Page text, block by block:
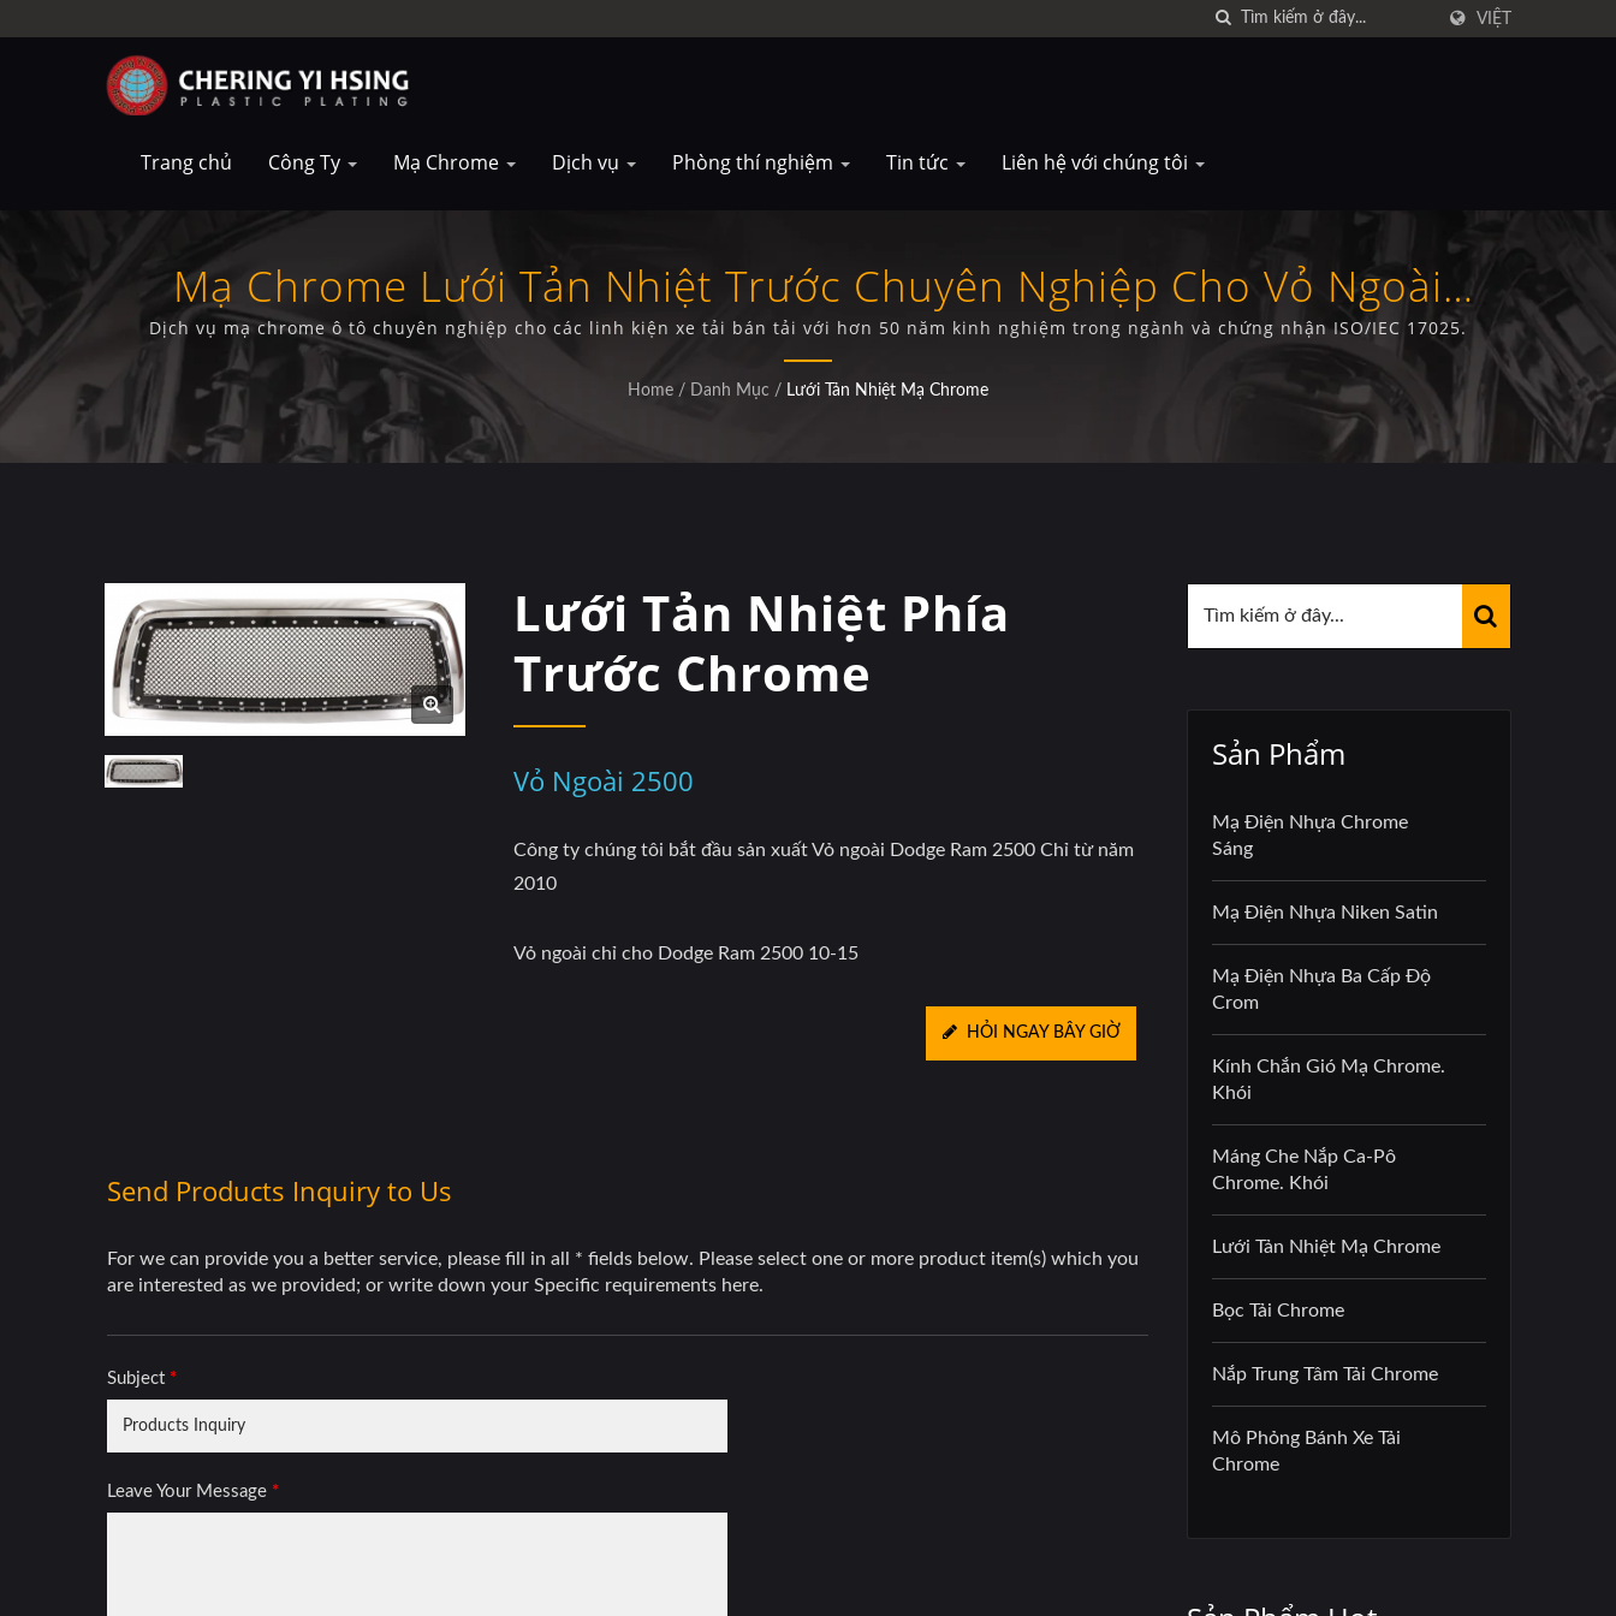
VIỆT
Trang chủ Công Ty Mạ Chrome Dịch vụ Phòng thí nghiệm Tin tức Liên hệ với chúng tôi
Mạ Chrome Lưới Tản Nhiệt Trước Chuyên Nghiệp Cho Vỏ Ngoài
Dodge Ram 2500.
Dịch vụ mạ chrome ô tô chuyên nghiệp cho các linh kiện xe tải bán tải với hơn 50 năm kinh nghiệm trong ngành và chứng nhận ISO/IEC 17025.
Home / Danh Mục / Lưới Tản Nhiệt Mạ Chrome
Lưới Tản Nhiệt Phía
Trước Chrome
Vỏ Ngoài 2500
Công ty chúng tôi bắt đầu sản xuất Vỏ ngoài Dodge Ram 2500 Chỉ từ năm
2010
Vỏ ngoài chỉ cho Dodge Ram 2500 10-15
HỎI NGAY BÂY GIỜ
Sản Phẩm
Mạ Điện Nhựa Chrome
Sáng
Mạ Điện Nhựa Niken Satin
Mạ Điện Nhựa Ba Cấp Độ
Crom
Kính Chắn Gió Mạ Chrome.
Khói
Máng Che Nắp Ca-Pô
Chrome. Khói
Lưới Tản Nhiệt Mạ Chrome
Bọc Tải Chrome
Nắp Trung Tâm Tải Chrome
Mô Phỏng Bánh Xe Tải
Chrome